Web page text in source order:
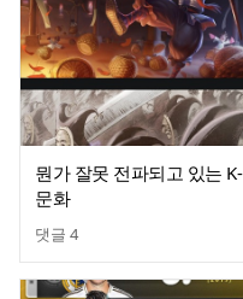
뭔가 잘못 전파되고 있는 K-
문화
댓글 4